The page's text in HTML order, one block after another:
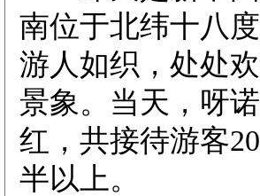
南位于北纬十八
游人如织，处处
景象。当天，呀
红，共接待游客
半以上。